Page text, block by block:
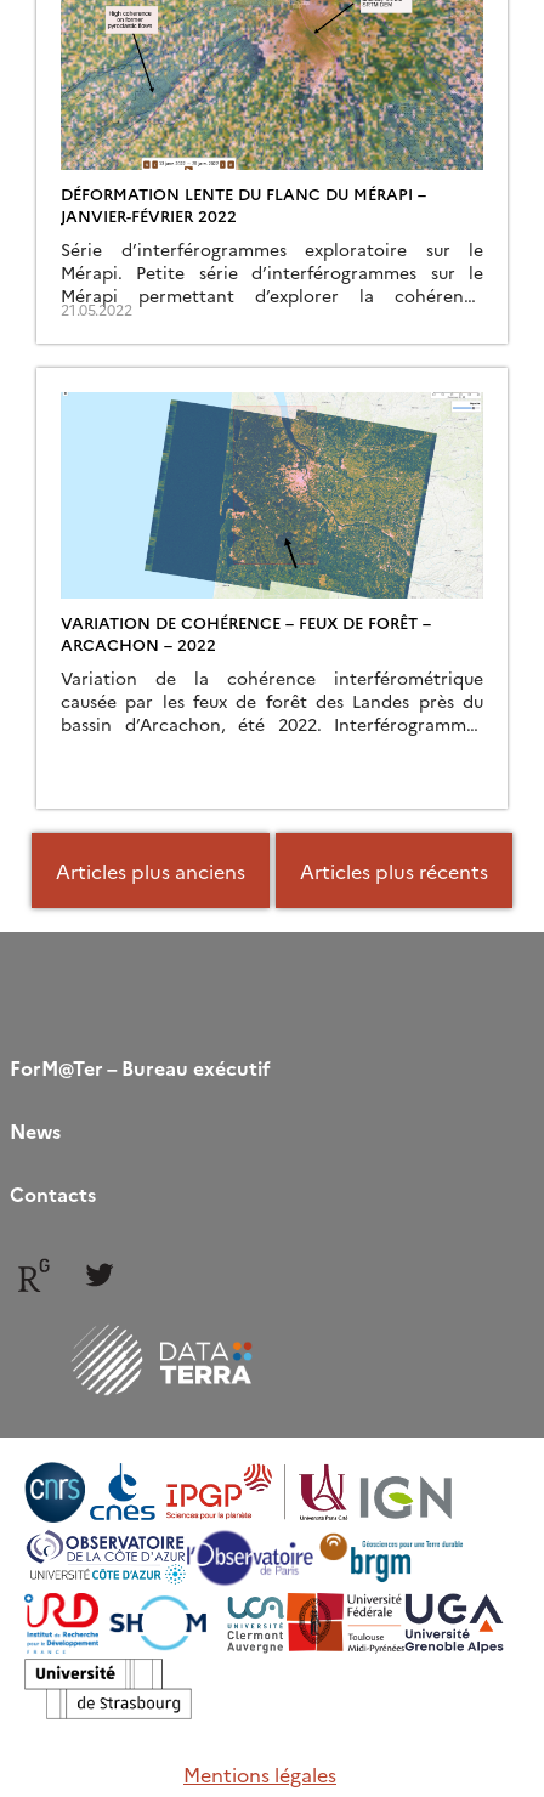
DÉFORMATION LENTE DU FLANC DU MÉRAPI –
JANVIER-FÉVRIER 2022
Série d’interférogrammes exploratoire sur le
Mérapi. Petite série d’interférogrammes sur le
Mérapi permettant d’explorer la cohérence
interférométrique sur le sommet du volcan, les
effets de variation du relief de l’édifice […]
21.05.2022
VARIATION DE COHÉRENCE – FEUX DE FORÊT –
ARCACHON – 2022
Variation de la cohérence interférométrique
causée par les feux de forêt des Landes près du
bassin d’Arcachon, été 2022. Interférogrammes
Articles plus anciens Articles plus récents
ForM@Ter – Bureau exécutif
News
Contacts
Follow
Mentions légales